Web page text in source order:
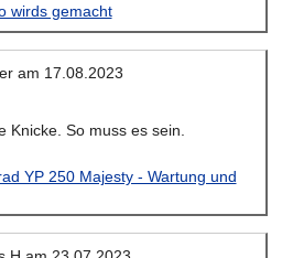
wirds gemacht
am 17.08.2023
Knicke. So muss es sein.
YP 250 Majesty - Wartung und